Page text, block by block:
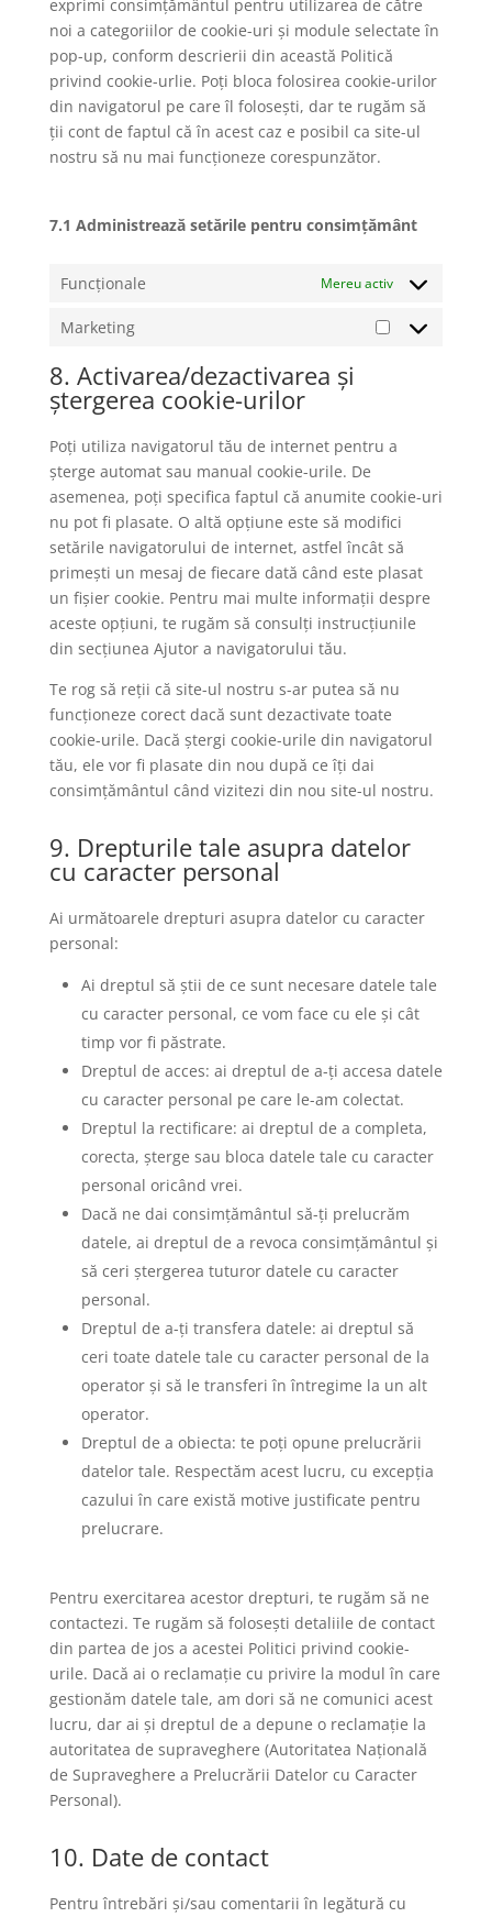
exprimi consimțământul pentru utilizarea de către
noi a categoriilor de cookie-uri și module selectate în
pop-up, conform descrierii din această Politică
privind cookie-urlie. Poți bloca folosirea cookie-urilor
din navigatorul pe care îl folosești, dar te rugăm să
ții cont de faptul că în acest caz e posibil ca site-ul
nostru să nu mai funcționeze corespunzător.
7.1 Administrează setările pentru consimțământ
Funcționale Mereu activ
Marketing
Marketing
8. Activarea/dezactivarea și
ștergerea cookie-urilor
Poți utiliza navigatorul tău de internet pentru a
șterge automat sau manual cookie-urile. De
asemenea, poți specifica faptul că anumite cookie-uri
nu pot fi plasate. O altă opțiune este să modifici
setările navigatorului de internet, astfel încât să
primești un mesaj de fiecare dată când este plasat
un fișier cookie. Pentru mai multe informații despre
aceste opțiuni, te rugăm să consulți instrucțiunile
din secțiunea Ajutor a navigatorului tău.
Te rog să reții că site-ul nostru s-ar putea să nu
funcționeze corect dacă sunt dezactivate toate
cookie-urile. Dacă ștergi cookie-urile din navigatorul
tău, ele vor fi plasate din nou după ce îți dai
consimțământul când vizitezi din nou site-ul nostru.
9. Drepturile tale asupra datelor
cu caracter personal
Ai următoarele drepturi asupra datelor cu caracter
personal:
Ai dreptul să știi de ce sunt necesare datele tale
cu caracter personal, ce vom face cu ele și cât
timp vor fi păstrate.
Dreptul de acces: ai dreptul de a-ți accesa datele
cu caracter personal pe care le-am colectat.
Dreptul la rectificare: ai dreptul de a completa,
corecta, șterge sau bloca datele tale cu caracter
personal oricând vrei.
Dacă ne dai consimțământul să-ți prelucrăm
datele, ai dreptul de a revoca consimțământul și
să ceri ștergerea tuturor datele cu caracter
personal.
Dreptul de a-ți transfera datele: ai dreptul să
ceri toate datele tale cu caracter personal de la
operator și să le transferi în întregime la un alt
operator.
Dreptul de a obiecta: te poți opune prelucrării
datelor tale. Respectăm acest lucru, cu excepția
cazului în care există motive justificate pentru
prelucrare.
Pentru exercitarea acestor drepturi, te rugăm să ne
contactezi. Te rugăm să folosești detaliile de contact
din partea de jos a acestei Politici privind cookie-
urile. Dacă ai o reclamație cu privire la modul în care
gestionăm datele tale, am dori să ne comunici acest
lucru, dar ai și dreptul de a depune o reclamație la
autoritatea de supraveghere (Autoritatea Națională
de Supraveghere a Prelucrării Datelor cu Caracter
Personal).
10. Date de contact
Pentru întrebări și/sau comentarii în legătură cu